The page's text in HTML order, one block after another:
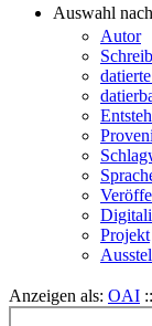
Auswahl
Autor
Projekt
Anzeigen als: OAI ::